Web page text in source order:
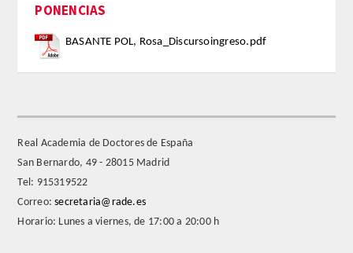
INGENIERíA
ARQUITECTURA Y BELLAS ARTES
PONENCIAS
BASANTE POL, Rosa_Discursoingreso.pdf
Real Academia de Doctores de España
San Bernardo, 49 - 28015 Madrid
Tel: 915319522
Correo:secretaria@rade.es
Horario: Lunes a viernes, de 17:00 a 20:00 h